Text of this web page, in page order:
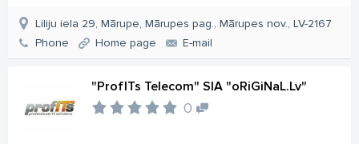
Liliju iela 29, Mārupe, Mārupes pag., Mārupes nov., LV-2167
Phone
Home page E-mail
"ProfITs Telecom" SIA "oRiGiNaL.Lv"
0